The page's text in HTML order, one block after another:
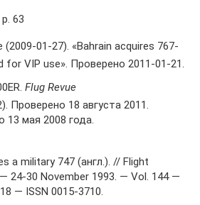
63
(2009-01-27). «Bahrain acquires 767-
for VIP use». Проверено 2011-01-21.
Flug Revue
Проверено 18 августа 2011.
13 мая 2008 года.
a military 747 (англ.). // Flight
24-30 November 1993. — Vol. 144 —
— ISSN 0015-3710.